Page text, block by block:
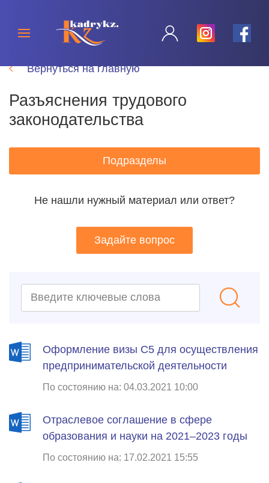
Вернуться на главную
Разъяснения трудового
законодательства
Подразделы
Не нашли нужный материал или ответ?
Задайте вопрос
Оформление визы С5 для осуществления
предпринимательской деятельности
По состоянию на: 04.03.2021 10:00
Отраслевое соглашение в сфере
образования и науки на 2021–2023 годы
По состоянию на: 17.02.2021 15:55